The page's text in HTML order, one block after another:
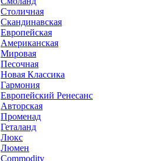
Столичная
Скандинавская
Европейская
Американская
Мировая
Песочная
Новая Классика
Гармония
Европейский Ренесанс
Авторская
Променад
Геталанд
Люкс
Люмен
Commodity